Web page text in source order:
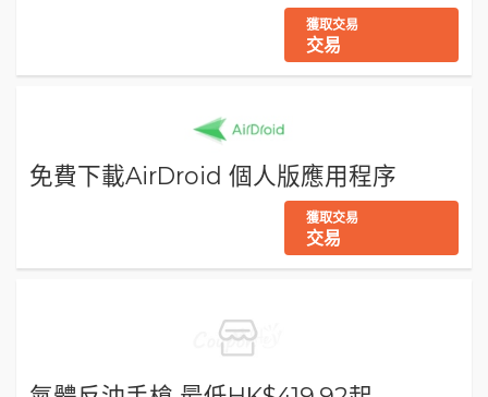
獲取交易
交易
免費下載AirDroid 個人版應用程序
獲取交易
交易